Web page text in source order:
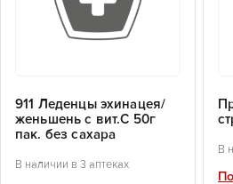
911 Леденцы эхинацея/
женьшень с вит.С 50г
пак. без сахара
В наличии в 3 аптеках
В